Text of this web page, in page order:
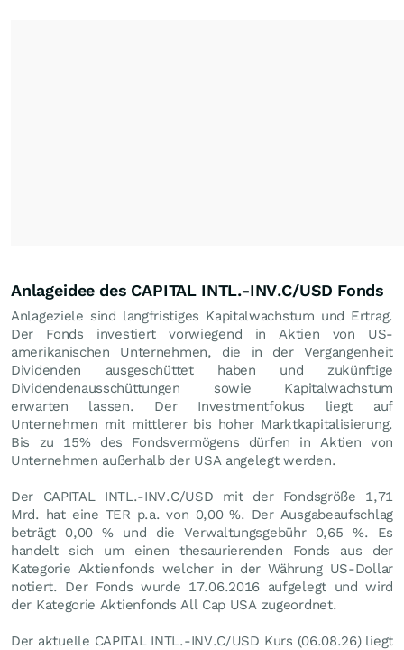
Anlageidee des CAPITAL INTL.-INV.C/USD Fonds
Anlageziele sind langfristiges Kapitalwachstum und Ertrag.
Der Fonds investiert vorwiegend in Aktien von US-
amerikanischen Unternehmen, die in der Vergangenheit
Dividenden ausgeschüttet haben und zukünftige
Dividendenausschüttungen sowie Kapitalwachstum
erwarten lassen. Der Investmentfokus liegt auf
Unternehmen mit mittlerer bis hoher Marktkapitalisierung.
Bis zu 15% des Fondsvermögens dürfen in Aktien von
Unternehmen außerhalb der USA angelegt werden.
Der CAPITAL INTL.-INV.C/USD mit der Fondsgröße 1,71
Mrd. hat eine TER p.a. von 0,00 %. Der Ausgabeaufschlag
beträgt 0,00 % und die Verwaltungsgebühr 0,65 %. Es
handelt sich um einen thesaurierenden Fonds aus der
Kategorie Aktienfonds welcher in der Währung US-Dollar
notiert. Der Fonds wurde 17.06.2016 aufgelegt und wird
der Kategorie Aktienfonds All Cap USA zugeordnet.
Der aktuelle CAPITAL INTL.-INV.C/USD Kurs (06.08.26) liegt